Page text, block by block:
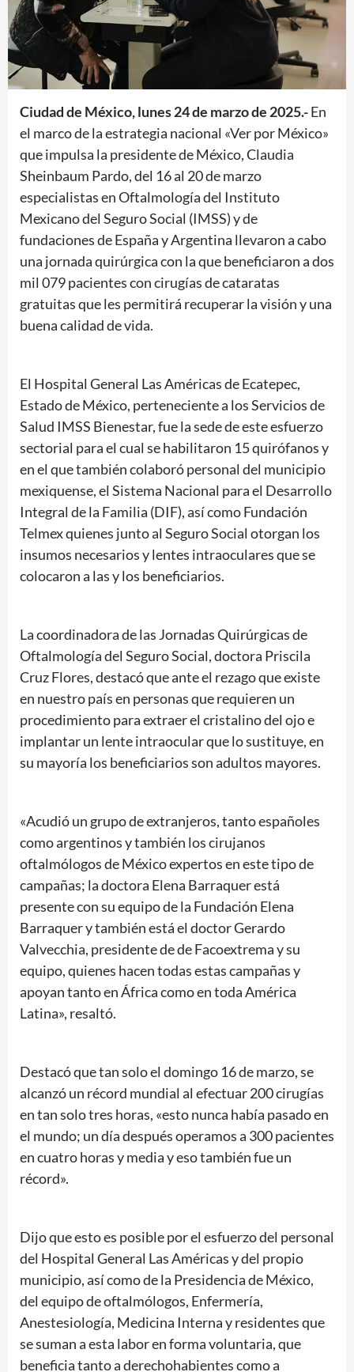
Ciudad de México, lunes 24 de marzo de 2025.-En
el marco de la estrategia nacional «Ver por México»
que impulsa la presidente de México, Claudia
Sheinbaum Pardo, del 16 al 20 de marzo
especialistas en Oftalmología del Instituto
Mexicano del Seguro Social (IMSS) y de
fundaciones de España y Argentina llevaron a cabo
una jornada quirúrgica con la que beneficiaron a dos
mil 079 pacientes con cirugías de cataratas
gratuitas que les permitirá recuperar la visión y una
buena calidad de vida.
El Hospital General Las Américas de Ecatepec,
Estado de México, perteneciente a los Servicios de
Salud IMSS Bienestar, fue la sede de este esfuerzo
sectorial para el cual se habilitaron 15 quirófanos y
en el que también colaboró personal del municipio
mexiquense, el Sistema Nacional para el Desarrollo
Integral de la Familia (DIF), así como Fundación
Telmex quienes junto al Seguro Social otorgan los
insumos necesarios y lentes intraoculares que se
colocaron a las y los beneficiarios.
La coordinadora de las Jornadas Quirúrgicas de
Oftalmología del Seguro Social, doctora Priscila
Cruz Flores, destacó que ante el rezago que existe
en nuestro país en personas que requieren un
procedimiento para extraer el cristalino del ojo e
implantar un lente intraocular que lo sustituye, en
su mayoría los beneficiarios son adultos mayores.
«Acudió un grupo de extranjeros, tanto españoles
como argentinos y también los cirujanos
oftalmólogos de México expertos en este tipo de
campañas; la doctora Elena Barraquer está
presente con su equipo de la Fundación Elena
Barraquer y también está el doctor Gerardo
Valvecchia, presidente de de Facoextrema y su
equipo, quienes hacen todas estas campañas y
apoyan tanto en África como en toda América
Latina», resaltó.
Destacó que tan solo el domingo 16 de marzo, se
alcanzó un récord mundial al efectuar 200 cirugías
en tan solo tres horas, «esto nunca había pasado en
el mundo; un día después operamos a 300 pacientes
en cuatro horas y media y eso también fue un
récord».
Dijo que esto es posible por el esfuerzo del personal
del Hospital General Las Américas y del propio
municipio, así como de la Presidencia de México,
del equipo de oftalmólogos, Enfermería,
Anestesiología, Medicina Interna y residentes que
se suman a esta labor en forma voluntaria, que
beneficia tanto a derechohabientes como a